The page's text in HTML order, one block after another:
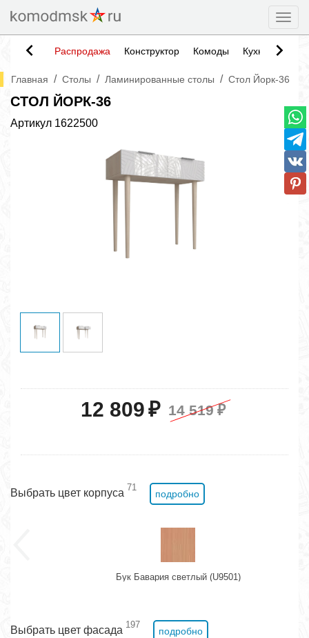
Распродажа Конструктор Комоды Кухни
Главная / Столы / Ламинированные столы / Стол Йорк-36
СТОЛ ЙОРК-36
Артикул 1622500
12 809₽ 14 519 ₽
Выбрать цвет корпуса 71
подробно
Бук Бавария светлый (U9501)
Выбрать цвет фасада 197
подробно